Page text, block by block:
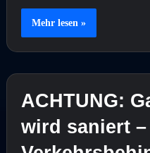
Mehr lesen »
ACHTUNG:
wird saniert –